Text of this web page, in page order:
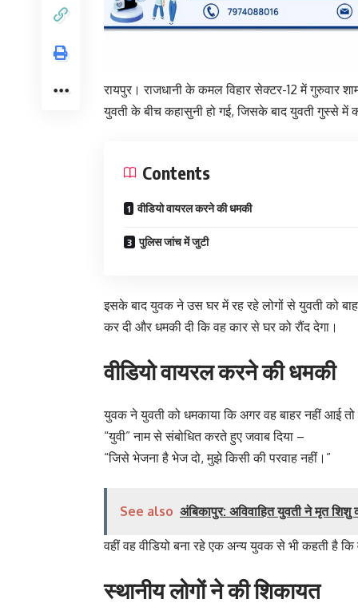
रायपुर। राजधानी के कमल विहार सेक्टर-12 में
युवती के बीच कहासुनी हो गई, जिसके बाद युवती गुस्से
Contents
वीडियो वायरल करने की धमकी
पुलिस जांच में जुटी
इसके बाद युवक ने उस घर में रह रहे लोगों से युवती को
कर दी और धमकी दी कि वह कार से घर को रौंद देगा।
वीडियो वायरल करने की धमकी
युवक ने युवती को धमकाया कि अगर वह बाहर नहीं आई
“युवी” नाम से संबोधित करते हुए जवाब दिया –
“जिसे भेजना है भेज दो, मुझे किसी की परवाह नहीं।”
See also अंबिकापुर: अविवाहित युवती ने मृत शिशु
वहीं वह वीडियो बना रहे एक अन्य युवक से भी कहती है
स्थानीय लोगों ने की शिकायत